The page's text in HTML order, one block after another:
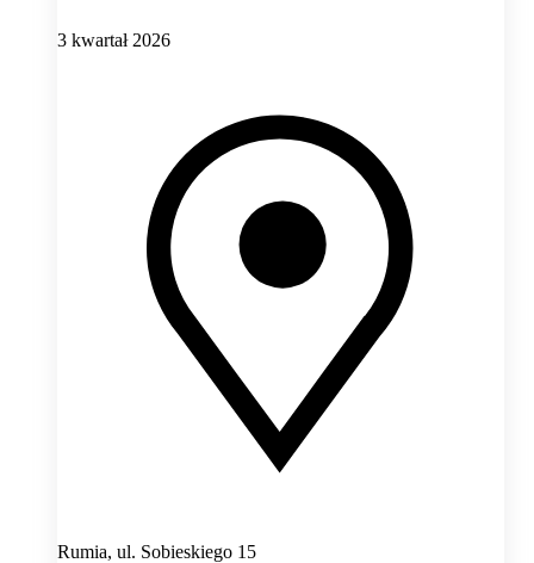
3 kwartał 2026
Rumia, ul. Sobieskiego 15